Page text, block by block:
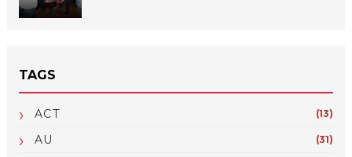
TAGS
ACT (13)
AU (31)